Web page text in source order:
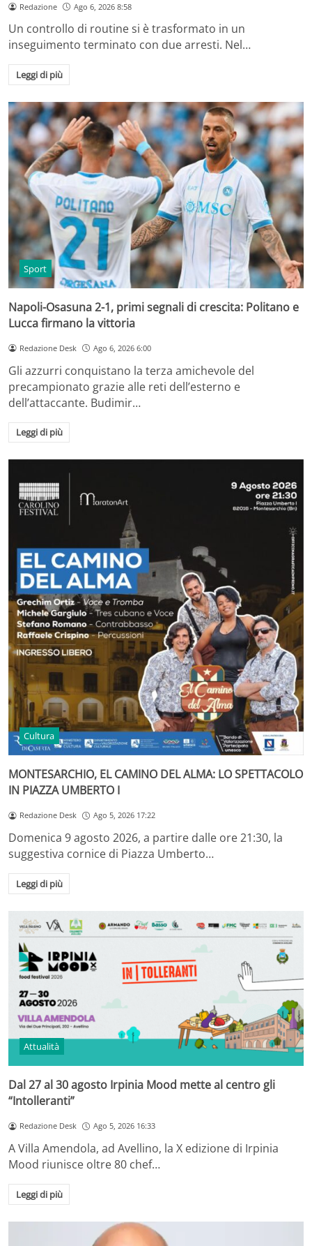
Redazione Ago 6, 2026 8:58
Un controllo di routine si è trasformato in un
inseguimento terminato con due arresti. Nel…
Leggi di più
Sport
Napoli-Osasuna 2-1, primi segnali di crescita: Politano e
Lucca firmano la vittoria
Redazione Desk Ago 6, 2026 6:00
Gli azzurri conquistano la terza amichevole del
precampionato grazie alle reti dell’esterno e
dell’attaccante. Budimir…
Leggi di più
Cultura
MONTESARCHIO, EL CAMINO DEL ALMA: LO SPETTACOLO
IN PIAZZA UMBERTO I
Redazione Desk Ago 5, 2026 17:22
Domenica 9 agosto 2026, a partire dalle ore 21:30, la
suggestiva cornice di Piazza Umberto…
Leggi di più
Attualità
Dal 27 al 30 agosto Irpinia Mood mette al centro gli
“Intolleranti”
Redazione Desk Ago 5, 2026 16:33
A Villa Amendola, ad Avellino, la X edizione di Irpinia
Mood riunisce oltre 80 chef…
Leggi di più